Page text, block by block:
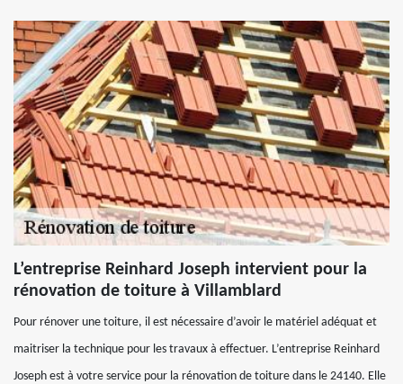
L’entreprise Reinhard Joseph intervient pour la
rénovation de toiture à Villamblard
Pour rénover une toiture, il est nécessaire d’avoir le matériel adéquat et
maitriser la technique pour les travaux à effectuer. L’entreprise Reinhard
Joseph est à votre service pour la rénovation de toiture dans le 24140. Elle